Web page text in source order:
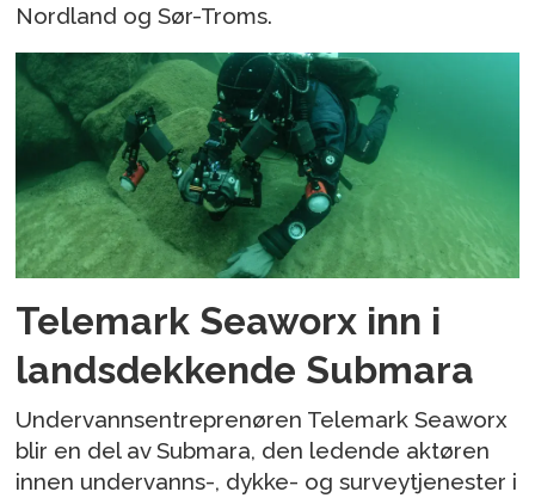
Nordland og Sør-Troms.
Telemark Seaworx inn i
landsdekkende Submara
Undervannsentreprenøren Telemark Seaworx
blir en del av Submara, den ledende aktøren
innen undervanns-, dykke- og surveytjenester i